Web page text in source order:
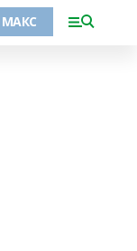
МАКС